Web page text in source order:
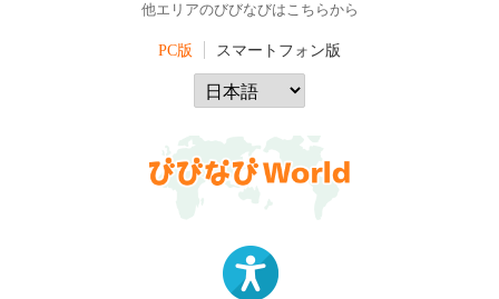
他エリアのびびなびはこちらから
PC版 スマートフォン版